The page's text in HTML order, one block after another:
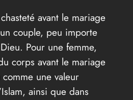
avant le mariage
couple, peu importe
Pour une femme,
corps avant le mariage
une valeur
ainsi que dans